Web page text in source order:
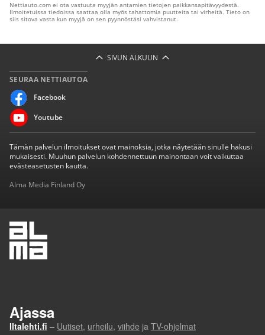
Nettiauto.com ei ota vastuuta myyjän antamien tietojen paikkansapitävyydestä.
Ilmoitetuissa tiedoissa saattaa olla myös tahattomia puutteita tai virheitä. Tieto on
siis sitova vasta kun myyjä on sen pyynnöstäsi vahvistanut.
SIVUN ALKUUN
SEURAA NETTIAUTOA
Facebook
Youtube
Tämän palvelun ilmoitukset ovat mainoksia, jotka näytetään sinulle hakusi
mukaisesti. Muuhun palvelun kohdennettuun mainontaan voit vaikuttaa
evästeasetusten kautta.
Alma Media Finland Oy